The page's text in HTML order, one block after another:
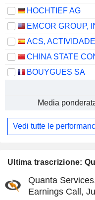
Ultima trascrizione:
Quanta
Earnings Call,
HOCHTIEF AG
EMCOR GROUP,
BOUYGUES SA
Media
Vedi tutte le